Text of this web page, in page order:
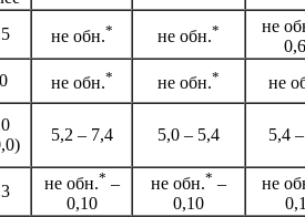
не обн.* не обн.*
не
не обн.* не обн.* не
5,2 – 7,4 5,0 – 5,4 5,4
не обн.* –
0,10
не обн.* –
0,10
не